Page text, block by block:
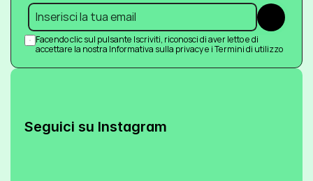
Submit
Facendo clic sul pulsante Iscriviti, riconosci di aver letto e di
accettare la nostra Informativa sulla privacy e i Termini di utilizzo
Seguici su Instagram